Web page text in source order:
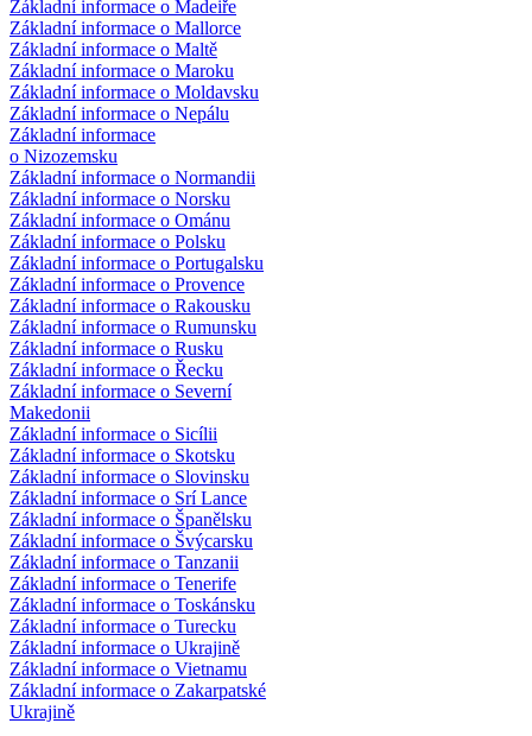
Základní informace o Madeiře
Základní informace o Mallorce
Základní informace o Maltě
Základní informace o Maroku
Základní informace o Moldavsku
Základní informace o Nepálu
Základní informace
o Nizozemsku
Základní informace o Normandii
Základní informace o Norsku
Základní informace o Ománu
Základní informace o Polsku
Základní informace o Portugalsku
Základní informace o Provence
Základní informace o Rakousku
Základní informace o Rumunsku
Základní informace o Rusku
Základní informace o Řecku
Základní informace o Severní
Makedonii
Základní informace o Sicílii
Základní informace o Skotsku
Základní informace o Slovinsku
Základní informace o Srí Lance
Základní informace o Španělsku
Základní informace o Švýcarsku
Základní informace o Tanzanii
Základní informace o Tenerife
Základní informace o Toskánsku
Základní informace o Turecku
Základní informace o Ukrajině
Základní informace o Vietnamu
Základní informace o Zakarpatské
Ukrajině